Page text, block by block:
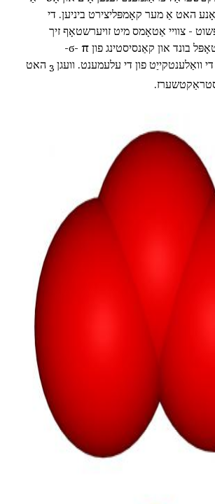
האט אַ מער קאָמפּליצירט ביניען. די
- צוויי אַטאָמס מיט זויערשטאָף זיך
איינגעשריבן דורך אַ טאָפּל בונד און קאַנסיסטינג פון ϭ- π-
וואַלענטקייַט פון די עלעמענט. וועגן 3 האט